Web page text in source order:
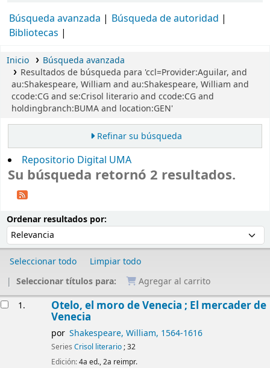
Búsqueda avanzada
Búsqueda de autoridad
Bibliotecas
Inicio
Búsqueda avanzada
Resultados de búsqueda para 'ccl=Provider:Aguilar, and
au:Shakespeare, William and au:Shakespeare, William and
ccode:CG and se:Crisol literario and ccode:CG and
holdingbranch:BUMA and location:GEN'
Refinar su búsqueda
Repositorio Digital UMA
Su búsqueda retornó 2 resultados.
Ordenar resultados por:
Seleccionar todo
Limpiar todo
Seleccionar títulos para:
Agregar al carrito
1. Otelo, el moro de Venecia ; El mercader de
Venecia
por Shakespeare, William, 1564-1616
Series Crisol literario; 32
Edición:4a ed., 2a reimpr.